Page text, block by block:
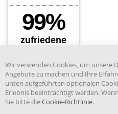
Händler im
Wir verwenden Cookies, um unsere
Angebote zu machen und Ihre
unten aufgeführten optionalen
Erlebnis beeinträchtigt werden.
Sie bitte dieCookie-Richtlinie.